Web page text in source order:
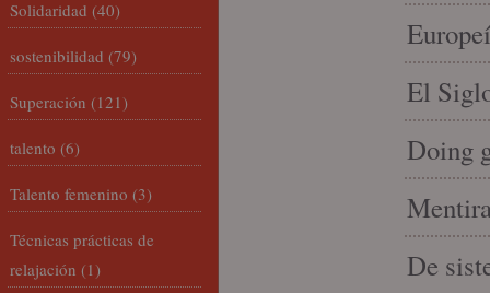
El
Doing
De
Solidaridad (40)
sostenibilidad (79)
Superación (121)
talento (6)
Talento femenino (3)
Técnicas prácticas de
relajación (1)